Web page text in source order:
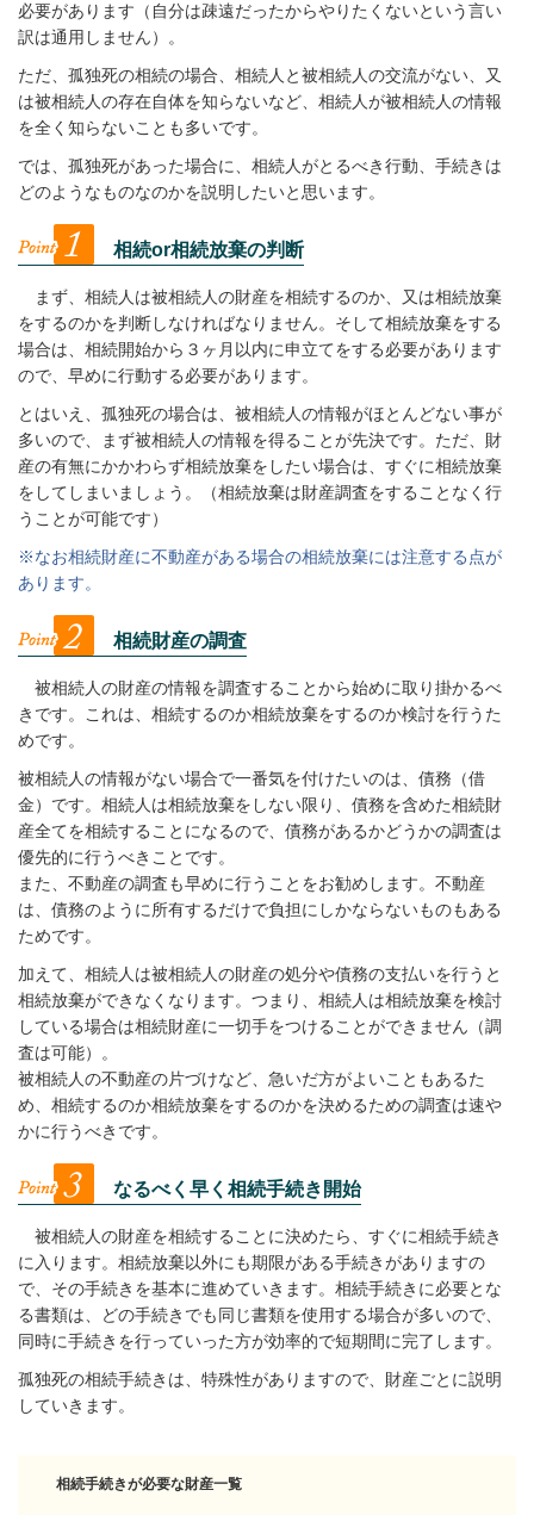
必要があります（自分は疎遠だったからやりたくないという言い
訳は通用しません）。
ただ、孤独死の相続の場合、相続人と被相続人の交流がない、又
は被相続人の存在自体を知らないなど、相続人が被相続人の情報
を全く知らないことも多いです。
では、孤独死があった場合に、相続人がとるべき行動、手続きは
どのようなものなのかを説明したいと思います。
相続or相続放棄の判断
まず、相続人は被相続人の財産を相続するのか、又は相続放棄
をするのかを判断しなければなりません。そして相続放棄をする
場合は、相続開始から３ヶ月以内に申立てをする必要があります
ので、早めに行動する必要があります。
とはいえ、孤独死の場合は、被相続人の情報がほとんどない事が
多いので、まず被相続人の情報を得ることが先決です。ただ、財
産の有無にかかわらず相続放棄をしたい場合は、すぐに相続放棄
をしてしまいましょう。（相続放棄は財産調査をすることなく行
うことが可能です）
※なお相続財産に不動産がある場合の相続放棄には注意する点が
あります。
相続財産の調査
被相続人の財産の情報を調査することから始めに取り掛かるべ
きです。これは、相続するのか相続放棄をするのか検討を行うた
めです。
被相続人の情報がない場合で一番気を付けたいのは、債務（借
金）です。相続人は相続放棄をしない限り、債務を含めた相続財
産全てを相続することになるので、債務があるかどうかの調査は
優先的に行うべきことです。
また、不動産の調査も早めに行うことをお勧めします。不動産
は、債務のように所有するだけで負担にしかならないものもある
ためです。
加えて、相続人は被相続人の財産の処分や債務の支払いを行うと
相続放棄ができなくなります。つまり、相続人は相続放棄を検討
している場合は相続財産に一切手をつけることができません（調
査は可能）。
被相続人の不動産の片づけなど、急いだ方がよいこともあるた
め、相続するのか相続放棄をするのかを決めるための調査は速や
かに行うべきです。
なるべく早く相続手続き開始
被相続人の財産を相続することに決めたら、すぐに相続手続き
に入ります。相続放棄以外にも期限がある手続きがありますの
で、その手続きを基本に進めていきます。相続手続きに必要とな
る書類は、どの手続きでも同じ書類を使用する場合が多いので、
同時に手続きを行っていった方が効率的で短期間に完了します。
孤独死の相続手続きは、特殊性がありますので、財産ごとに説明
していきます。
相続手続きが必要な財産一覧